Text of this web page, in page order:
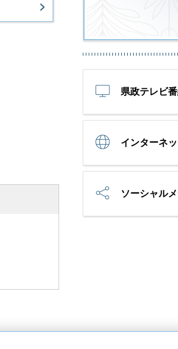
県政テレビ番
インターネ
ソーシャル